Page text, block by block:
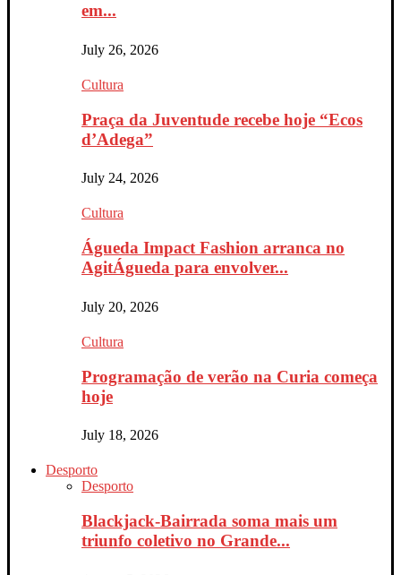
em...
July 26, 2026
Cultura
Praça da Juventude recebe hoje “Ecos
d’Adega”
July 24, 2026
Cultura
Águeda Impact Fashion arranca no
AgitÁgueda para envolver...
July 20, 2026
Cultura
Programação de verão na Curia começa
hoje
July 18, 2026
Desporto
Desporto
Blackjack-Bairrada soma mais um
triunfo coletivo no Grande...